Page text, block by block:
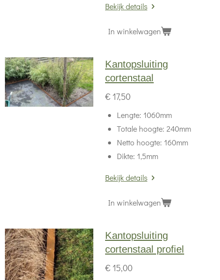
Bekijk details
In winkelwagen
Kantopsluiting
cortenstaal
€ 17,50
Lengte: 1060mm
Totale hoogte: 240mm
Netto hoogte: 160mm
Dikte: 1,5mm
Bekijk details
In winkelwagen
Kantopsluiting
cortenstaal profiel
€ 15,00